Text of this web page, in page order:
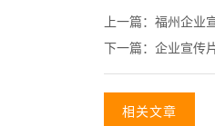
上一篇： 福州企业
下一篇： 企业宣传
相关文章